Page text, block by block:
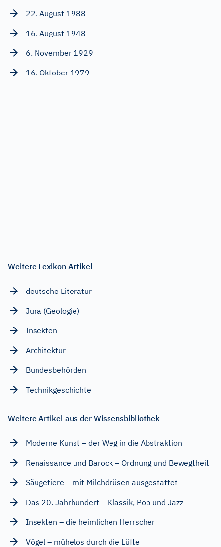
22. August 1988
16. August 1948
6. November 1929
16. Oktober 1979
Weitere Lexikon Artikel
deutsche Literatur
Jura (Geologie)
Insekten
Architektur
Bundesbehörden
Technikgeschichte
Weitere Artikel aus der Wissensbibliothek
Moderne Kunst – der Weg in die Abstraktion
Renaissance und Barock – Ordnung und Bewegtheit
Säugetiere – mit Milchdrüsen ausgestattet
Das 20. Jahrhundert – Klassik, Pop und Jazz
Insekten – die heimlichen Herrscher
Vögel – mühelos durch die Lüfte